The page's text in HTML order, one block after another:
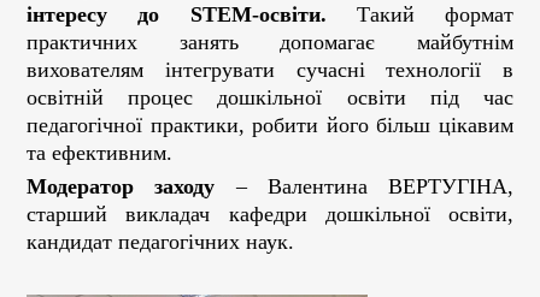
інтересу до STEM-освіти. Такий формат
практичних занять допомагає майбутнім
вихователям інтегрувати сучасні технології в
освітній процес дошкільної освіти під час
педагогічної практики, робити його більш цікавим
та ефективним.
Модератор заходу – Валентина ВЕРТУГІНА,
старший викладач кафедри дошкільної освіти,
кандидат педагогічних наук.